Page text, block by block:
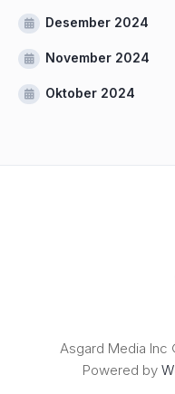
Desember 2024
November 2024
Oktober 2024
Asgard Media Inc
Powered by